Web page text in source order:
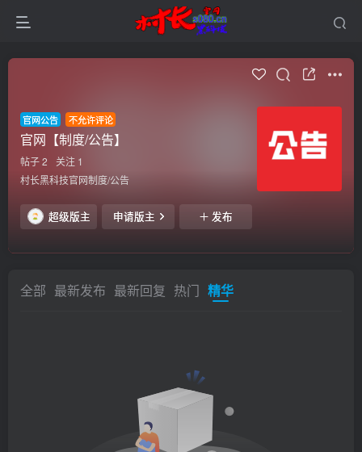
官网公告 不允许评论
官网【制度/公告】
帖子 2
关注 1
村长黑科技官网制度/公告
超级版主 申请版主 发布
全部 最新发布 最新回复 热门 精华